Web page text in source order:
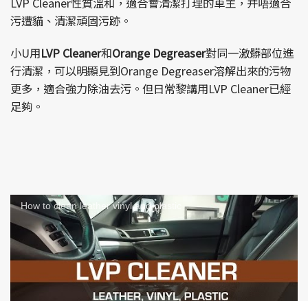
污遭貓、清潔頑固污跡。
小U用LVP Cleaner和Orange Degreaser對同一激髒部位進
行清潔，可以明顯見到Orange Degreaser溶解出來的污物
更多，適合強力除油去污。但日常黎講用LVP Cleaner已經
足夠。
How to clean leather vinyl and plastic